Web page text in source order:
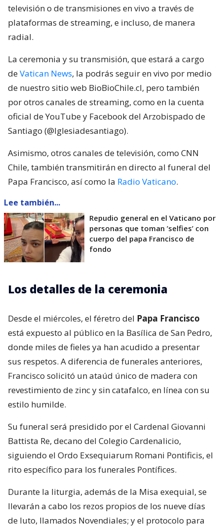
televisión o de transmisiones en vivo a través de
plataformas de streaming, e incluso, de manera
radial.
La ceremonia y su transmisión, que estará a cargo
deVatican News, la podrás seguir en vivo por medio
de nuestro sitio web BioBioChile.cl, pero también
por otros canales de streaming, como en la cuenta
oficial de YouTube y Facebook del Arzobispado de
Santiago (@Iglesiadesantiago).
Asimismo, otros canales de televisión, como CNN
Chile, también transmitirán en directo al funeral del
Papa Francisco, así como la Radio Vaticano.
Lee también...
Repudio general en el Vaticano por
personas que toman ’selfies’ con
cuerpo del papa Francisco de
fondo
Los detalles de la ceremonia
Desde el miércoles, el féretro del Papa Francisco
está expuesto al público en la Basílica de San Pedro,
donde miles de fieles ya han acudido a presentar
sus respetos. A diferencia de funerales anteriores,
Francisco solicitó un ataúd único de madera con
revestimiento de zinc y sin catafalco, en línea con su
estilo humilde.
Su funeral será presidido por el Cardenal Giovanni
Battista Re, decano del Colegio Cardenalicio,
siguiendo el Ordo Exsequiarum Romani Pontificis, el
rito específico para los funerales Pontífices.
Durante la liturgia, además de la Misa exequial, se
llevarán a cabo los rezos propios de los nueve días
de luto, llamados Novendiales; y el protocolo para